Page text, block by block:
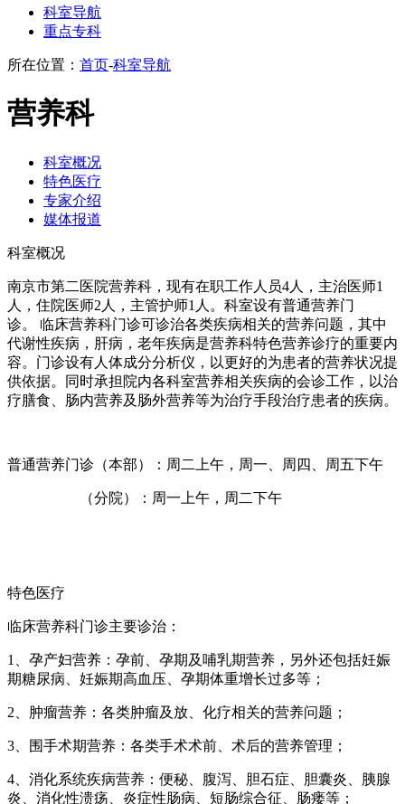
科室导航
重点专科
所在位置： 首页-科室导航
营养科
科室概况
特色医疗
专家介绍
媒体报道
科室概况
南京市第二医院营养科，现有在职工作人员4人，主治医师1
人，住院医师2人，主管护师1人。科室设有普通营养门
诊。 临床营养科门诊可诊治各类疾病相关的营养问题，其中
代谢性疾病，肝病，老年疾病是营养科特色营养诊疗的重要内
容。门诊设有人体成分分析仪，以更好的为患者的营养状况提
供依据。同时承担院内各科室营养相关疾病的会诊工作，以治
疗膳食、肠内营养及肠外营养等为治疗手段治疗患者的疾病。
普通营养门诊（本部）：周二上午，周一、周四、周五下午
（分院）：周一上午，周二下午
特色医疗
临床营养科门诊主要诊治：
1、孕产妇营养：孕前、孕期及哺乳期营养，另外还包括妊娠
期糖尿病、妊娠期高血压、孕期体重增长过多等；
2、肿瘤营养：各类肿瘤及放、化疗相关的营养问题；
3、围手术期营养：各类手术术前、术后的营养管理；
4、消化系统疾病营养：便秘、腹泻、胆石症、胆囊炎、胰腺
炎、消化性溃疡、炎症性肠病、短肠综合征、肠瘘等；